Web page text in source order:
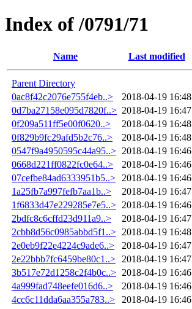
Index of /0791/71
Name Last modified
Parent Directory
0ac8f42c2076e755f4eb..>
2018-04-19 16:48
0d7ba27158e095d7820f..> 2018-04-19 16:47
0f209a511ff5e00f0620..>
2018-04-19 16:48
0f829b9fc29afd5b2c76..>
2018-04-19 16:48
0547f9a4950595c44a95..> 2018-04-19 16:46
0668d221ff0822fc0e64..>
2018-04-19 16:46
07cefbe84ad6333951b5..>
2018-04-19 16:46
1a25fb7a997fefb7aa1b..>
2018-04-19 16:47
1f6833d47e229285e7e5..> 2018-04-19 16:46
2bdfc8c6cffd23d911a9..>
2018-04-19 16:47
2cbb8d56c0985abbd5f1..> 2018-04-19 16:48
2e0eb9f22e4224c9ade6..>
2018-04-19 16:47
2e22bbb7fc6459be80c1..>
2018-04-19 16:47
3b517e72d1258c2f4b0c..> 2018-04-19 16:46
4a999fad748eefe016d6..>
2018-04-19 16:46
4cc6c11dda6aa355a783..>
2018-04-19 16:46